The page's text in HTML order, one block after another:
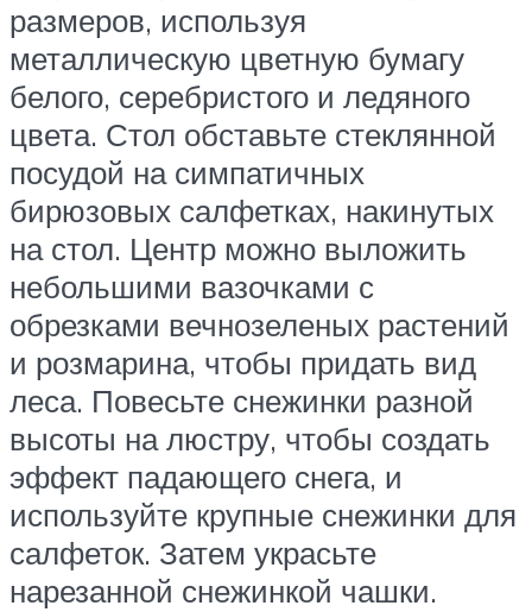
размеров, используя
металлическую цветную бумагу
белого, серебристого и ледяного
цвета. Стол обставьте стеклянной
посудой на симпатичных
бирюзовых салфетках, накинутых
на стол. Центр можно выложить
небольшими вазочками с
обрезками вечнозеленых растений
и розмарина, чтобы придать вид
леса. Повесьте снежинки разной
высоты на люстру, чтобы создать
эффект падающего снега, и
используйте крупные снежинки для
салфеток. Затем украсьте
нарезанной снежинкой чашки.